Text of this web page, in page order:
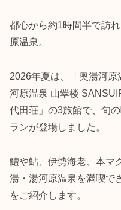
都心から約1時間半で訪
原温泉。
2026年夏は、「奥湯河
河原温泉 山翠楼
代田荘」の3旅館で、旬
ランが登場しました。
鱧や鮎、伊勢海老、本マ
湯・湯河原温泉を満喫で
をご紹介します。